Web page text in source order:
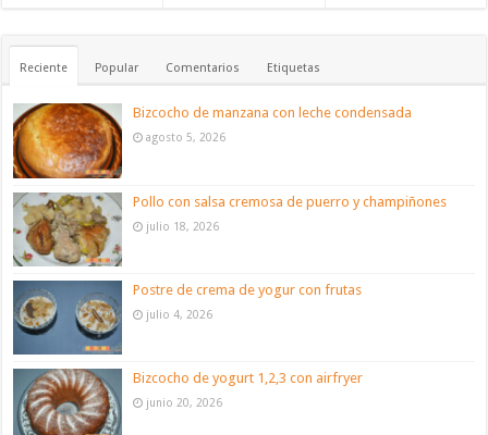
Reciente Popular Comentarios Etiquetas
Bizcocho de manzana con leche condensada
agosto 5, 2026
Pollo con salsa cremosa de puerro y champiñones
julio 18, 2026
Postre de crema de yogur con frutas
julio 4, 2026
Bizcocho de yogurt 1,2,3 con airfryer
junio 20, 2026